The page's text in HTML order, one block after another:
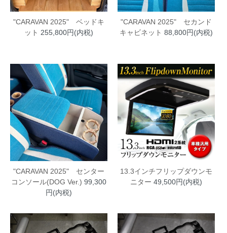
"CARAVAN 2025" ベッドキ
ット 255,800円(内税)
"CARAVAN 2025" セカンド
キャビネット 88,800円(内税)
"CARAVAN 2025" センター
コンソール(DOG Ver.) 99,300
円(内税)
13.3インチフリップダウンモ
ニター 49,500円(内税)